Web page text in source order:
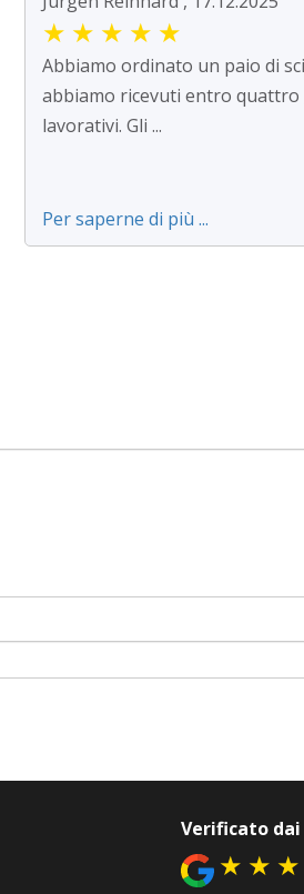
★ ★ ★ ★ ★
Abbiamo ordinato un paio di
abbiamo ricevuti entro
lavorativi. Gli ...
Per saperne di più ...
Verificato
★ ★ ★